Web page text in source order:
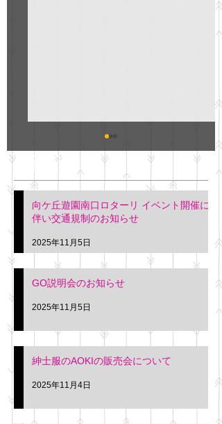
明日(11月6日)午後3時～5
階会議室にてGOの説明会
を行います。 神奈川個人
タクシー協同組合 専務 佐
久間
最新記事
向ケ丘遊園南口ロターリ イベント開催に
伴い交通規制のお知らせ
2025年11月5日
GO説明会のお知らせ
2025年11月5日
紳士服のAOKIの販売会について
2025年11月4日